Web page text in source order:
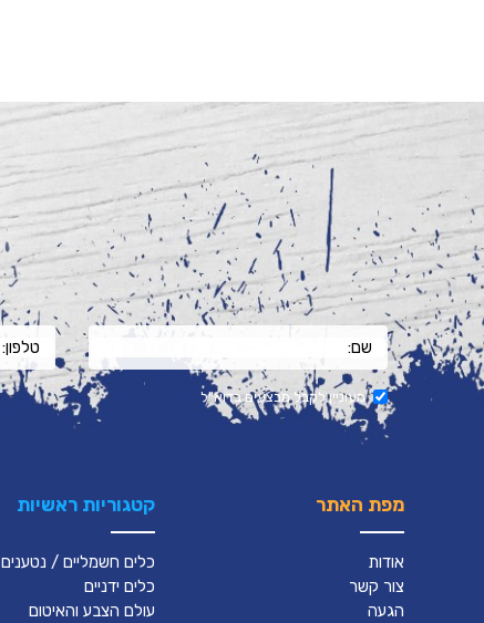
מעוניין לקבל מבצעים בדוא"ל
מפת האתר
אודות
צור קשר
הגעה
קטגוריות ראשיות
כלים חשמליים / נטענים
כלים ידניים
עולם הצבע והאיטום